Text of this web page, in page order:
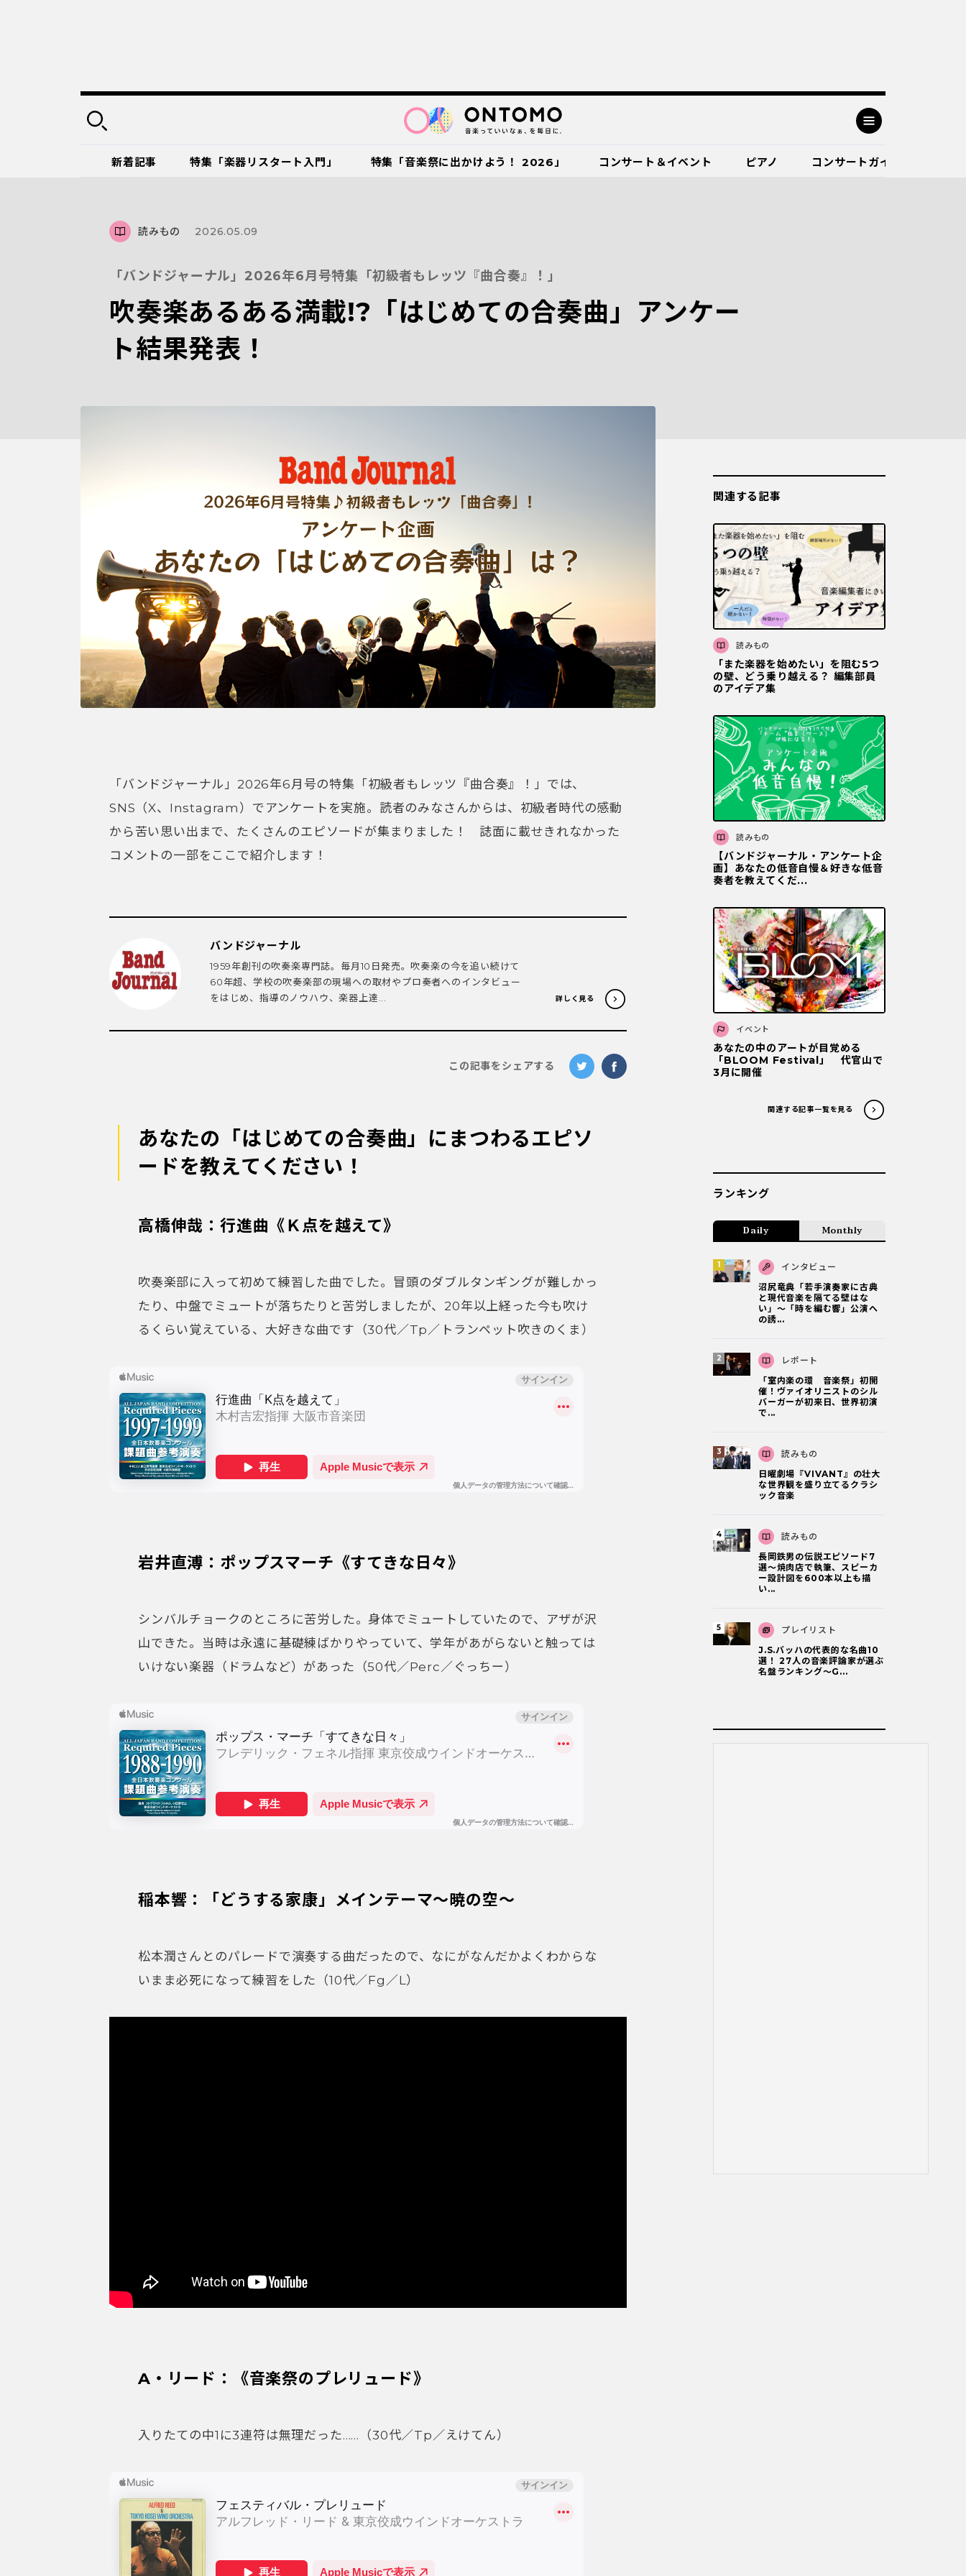
新着記事 特集「楽器リスタート入門」 特集「音楽祭に出かけよう！ 2026」 コンサート＆イベント ピアノ コンサートガイド
読みもの 2026.05.09
「バンドジャーナル」2026年6月号特集「初級者もレッツ『曲合奏』！」
吹奏楽あるある満載!?「はじめての合奏曲」アンケー
ト結果発表！
「バンドジャーナル」2026年6月号の特集「初級者もレッツ『曲合奏』！」では、
SNS（X、Instagram）でアンケートを実施。読者のみなさんからは、初級者時代の感動
から苦い思い出まで、たくさんのエピソードが集まりました！ 誌面に載せきれなかった
コメントの一部をここで紹介します！
バンドジャーナル
1959年創刊の吹奏楽専門誌。毎月10日発売。吹奏楽の今を追い続けて
60年超、学校の吹奏楽部の現場への取材やプロ奏者へのインタビュー
をはじめ、指導のノウハウ、楽器上達...
詳しく見る
この記事をシェアする
あなたの「はじめての合奏曲」にまつわるエピソ
ードを教えてください！
高橋伸哉：行進曲《Ｋ点を越えて》
吹奏楽部に入って初めて練習した曲でした。冒頭のダブルタンギングが難しかっ
たり、中盤でミュートが落ちたりと苦労しましたが、20年以上経った今も吹け
るくらい覚えている、大好きな曲です（30代／Tp／トランペット吹きのくま）
岩井直溥：ポップスマーチ《すてきな日々》
シンバルチョークのところに苦労した。身体でミュートしていたので、アザが沢
山できた。当時は永遠に基礎練ばかりやっていて、学年があがらないと触っては
いけない楽器（ドラムなど）があった（50代／Perc／ぐっちー）
稲本響：「どうする家康」メインテーマ〜暁の空〜
松本潤さんとのパレードで演奏する曲だったので、なにがなんだかよくわからな
いまま必死になって練習をした（10代／Fg／L）
A・リード：《音楽祭のプレリュード》
入りたての中1に3連符は無理だった……（30代／Tp／えけてん）
関連する記事
読みもの
「また楽器を始めたい」を阻む5つ
の壁、どう乗り越える？ 編集部員
のアイデア集
読みもの
【バンドジャーナル・アンケート企
画】あなたの低音自慢＆好きな低音
奏者を教えてくだ...
イベント
あなたの中のアートが目覚める
「BLOOM Festival」 代官山で
3月に開催
関連する記事一覧を見る
ランキング
Daily Monthly
インタビュー
沼尻竜典「若手演奏家に古典
と現代音楽を隔てる壁はな
い」～「時を編む響」公演へ
の誘...
レポート
「室内楽の環 音楽祭」初開
催！ヴァイオリニストのシル
バーガーが初来日、世界初演
で...
読みもの
日曜劇場『VIVANT』の壮大
な世界観を盛り立てるクラシ
ック音楽
読みもの
長岡鉄男の伝説エピソード7
選〜焼肉店で執筆、スピーカ
ー設計図を600本以上も描
い...
プレイリスト
J.S.バッハの代表的な名曲10
選！ 27人の音楽評論家が選ぶ
名盤ランキング〜G...